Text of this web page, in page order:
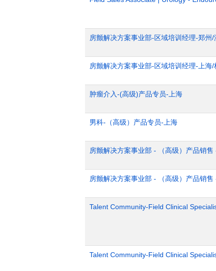
房颤解决方案事业部-区域培训经理-郑州/
房颤解决方案事业部-区域培训经理-上海/
肿瘤介入-(高级)产品专员-上海
男科-（高级）产品专员-上海
房颤解决方案事业部 - （高级）产品销售
房颤解决方案事业部 - （高级）产品销售
Talent Community-Field Clinical
Talent Community-Field Clinical